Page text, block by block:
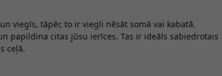
viegls, tāpēc to ir viegli nēsāt somā vai kabatā.
papildina citas jūsu ierīces. Tas ir ideāls sabiedrotais
ceļā.